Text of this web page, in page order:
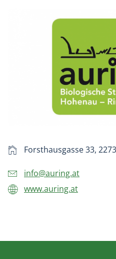
Forsthausgasse 33,
info@auring.at
www.auring.at